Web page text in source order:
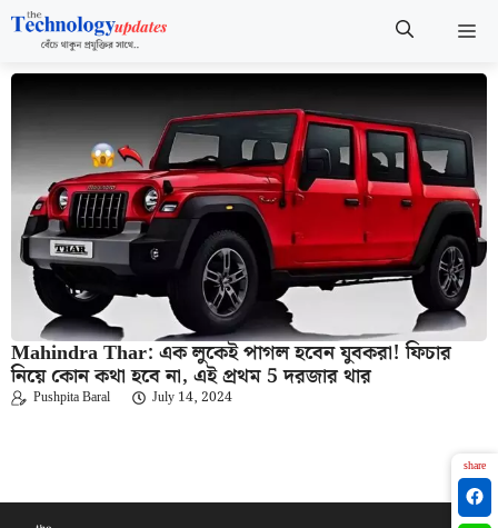
Skip
content
Mahindra Thar: এক লুকেই পাগল হবেন যুবকরা! ফিচার
নিয়ে কোন কথা হবে না, এই প্রথম 5 দরজার থার
Pushpita Baral July 14, 2024
share